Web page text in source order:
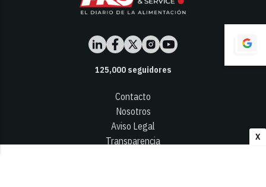
X
125,000seguidores
Contacto
Nosotros
Aviso Legal
Transparencia